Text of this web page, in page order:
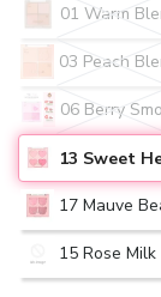
01 Warm
03 Peach
06 Berry
13 Sweet
17 Mauve
15 Rose Milk